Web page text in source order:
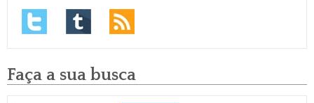
Faça a sua busca